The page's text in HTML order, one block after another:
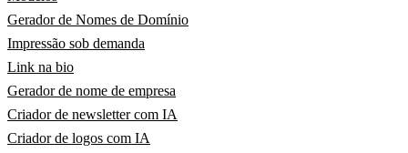
Gerador de Nomes de Domínio
Impressão sob demanda
Link na bio
Gerador de nome de empresa
Criador de newsletter com IA
Criador de logos com IA